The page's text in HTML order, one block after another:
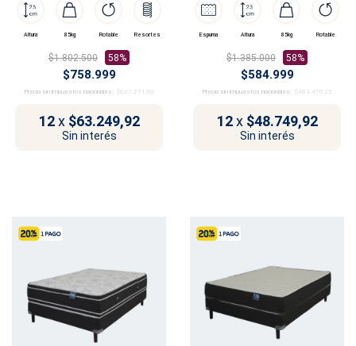
Altura 85kg Rotable Resortes
$1.802.500 58%
$758.999
Precio sin impuestos nacionales: $627.271,90
12 x $63.249,92
Sin interés
Espuma Altura 85kg Rotable
$1.385.000 58%
$584.999
Precio sin impuestos nacionales: $483.470,25
12 x $48.749,92
Sin interés